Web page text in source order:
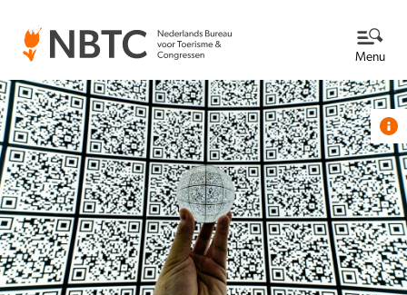
Menu
Thema's
Bekijk alle thema's
Kennisbank
Over ons
Lees meer over NBTC
Newsroom